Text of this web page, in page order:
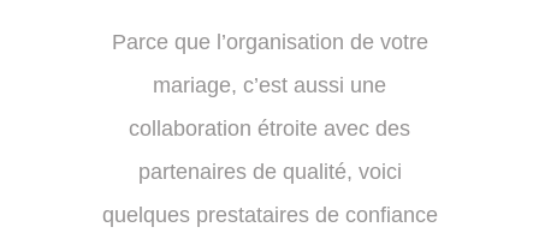
Parce que l’organisation de votre
mariage, c’est aussi une
collaboration étroite avec des
partenaires de qualité, voici
quelques prestataires de confiance